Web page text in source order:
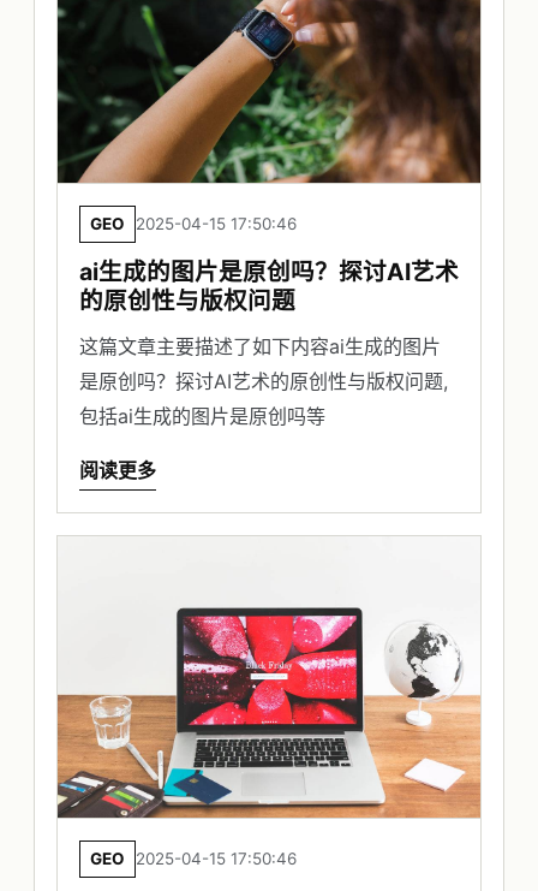
GEO 2025-04-15 17:50:46
ai生成的图片是原创吗？探讨AI艺术
的原创性与版权问题
这篇文章主要描述了如下内容ai生成的图片
是原创吗？探讨AI艺术的原创性与版权问题,
包括ai生成的图片是原创吗等
阅读更多
GEO 2025-04-15 17:50:46